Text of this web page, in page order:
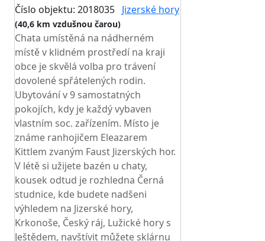
Číslo objektu: 2018035 Jizerské hory
(40,6 km vzdušnou čarou)
Chata umístěná na nádherném
místě v klidném prostředí na kraji
obce je skvělá volba pro trávení
dovolené spřátelených rodin.
Ubytování v 9 samostatných
pokojích, kdy je každý vybaven
vlastním soc. zařízením. Místo je
známe ranhojičem Eleazarem
Kittlem zvaným Faust Jizerských hor.
V létě si užijete bazén u chaty,
kousek odtud je rozhledna Černá
studnice, kde budete nadšeni
výhledem na Jizerské hory,
Krkonoše, Český ráj, Lužické hory s
Ještědem, navštívit můžete sklárnu